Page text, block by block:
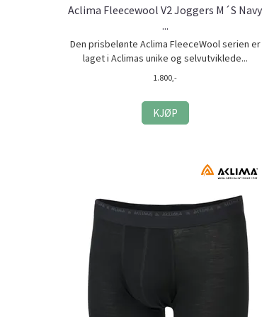
Aclima Fleecewool V2 Joggers M´S Navy
...
Den prisbelønte Aclima FleeceWool serien er
laget i Aclimas unike og selvutviklede...
1.800,-
KJØP